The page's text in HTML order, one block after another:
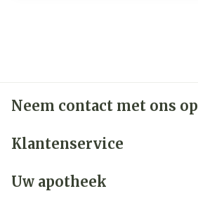
Neem contact met ons op
Klantenservice
Uw apotheek